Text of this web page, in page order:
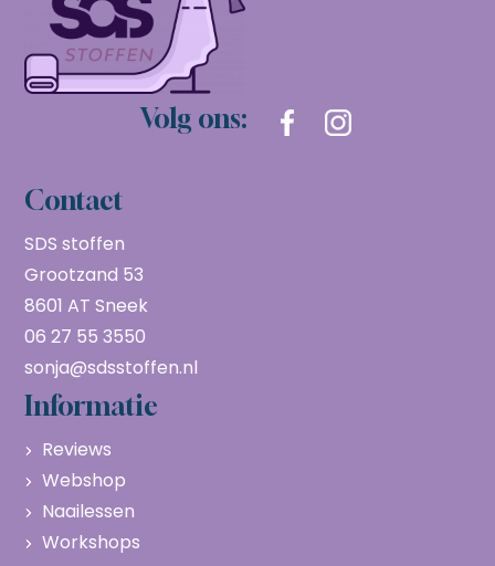
Volg ons:
Contact
SDS stoffen
Grootzand 53
8601 AT Sneek
06 27 55 3550
sonja@sdsstoffen.nl
Informatie
Reviews
Webshop
Naailessen
Workshops